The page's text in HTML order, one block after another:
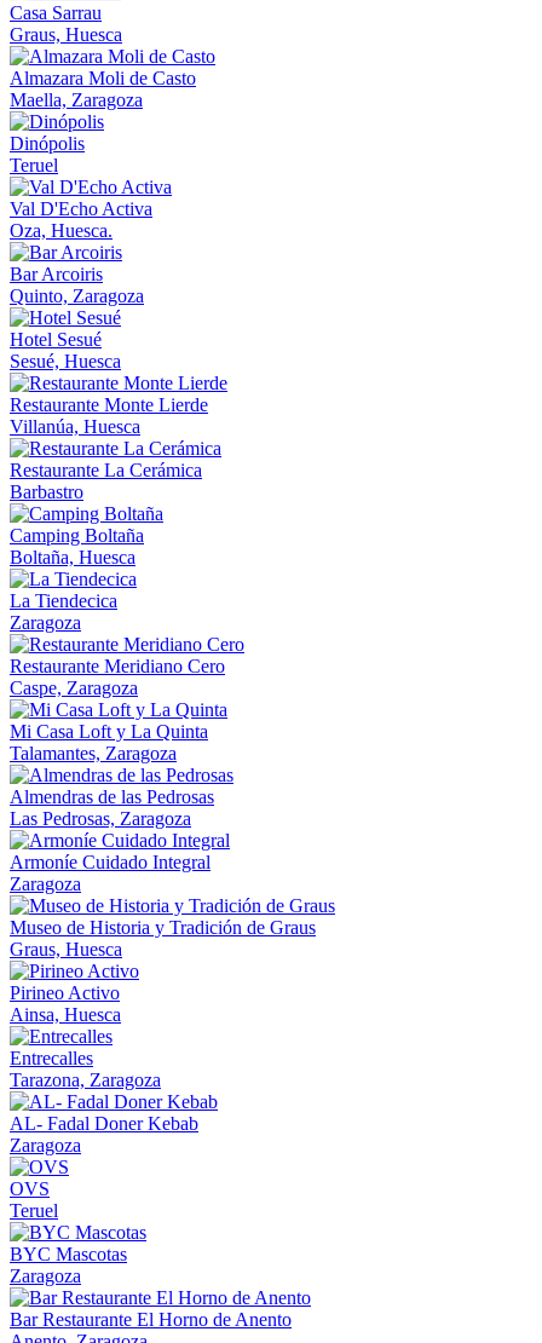
Casa Sarrau
Graus, Huesca
Almazara Moli de Casto
Maella, Zaragoza
Dinópolis
Teruel
Val D'Echo Activa
Oza, Huesca.
Bar Arcoiris
Quinto, Zaragoza
Hotel Sesué
Sesué, Huesca
Restaurante Monte Lierde
Villanúa, Huesca
Restaurante La Cerámica
Barbastro
Camping Boltaña
Boltaña, Huesca
La Tiendecica
Zaragoza
Restaurante Meridiano Cero
Caspe, Zaragoza
Mi Casa Loft y La Quinta
Talamantes, Zaragoza
Almendras de las Pedrosas
Las Pedrosas, Zaragoza
Armoníe Cuidado Integral
Zaragoza
Museo de Historia y Tradición de Graus
Graus, Huesca
Pirineo Activo
Ainsa, Huesca
Entrecalles
Tarazona, Zaragoza
AL- Fadal Doner Kebab
Zaragoza
OVS
Teruel
BYC Mascotas
Zaragoza
Bar Restaurante El Horno de Anento